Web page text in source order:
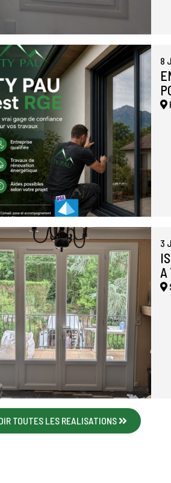
8
3
A
TOUTES LES REALISATIONS